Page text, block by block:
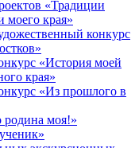
«Традиции
моего края»
конкурс
«История моей
края»
«Из прошлого в
родина моя!»